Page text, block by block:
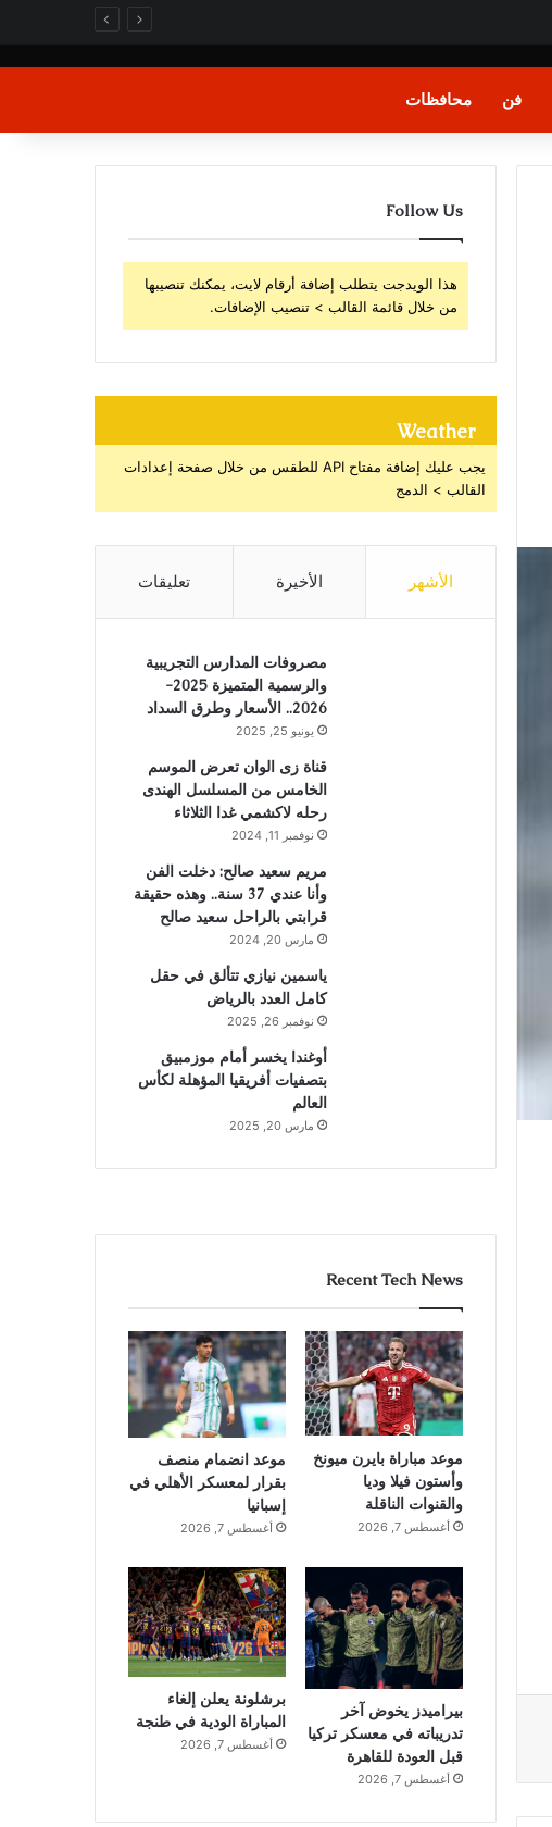
فن محافظات
Follow Us
هذا الويدجت يتطلب إضافة أرقام لايت، يمكنك تنصيبها
من خلال قائمة القالب > تنصيب الإضافات.
Weather
يجب عليك إضافة مفتاح API للطقس من خلال صفحة إعدادات
القالب > الدمج
الأشهر الأخيرة تعليقات
مصروفات المدارس التجريبية
والرسمية المتميزة 2025-
2026.. الأسعار وطرق السداد
يونيو 25, 2025
قناة زى الوان تعرض الموسم
الخامس من المسلسل الهندى
رحله لاكشمي غدا الثلاثاء
نوفمبر 11, 2024
مريم سعيد صالح: دخلت الفن
وأنا عندي 37 سنة.. وهذه حقيقة
قرابتي بالراحل سعيد صالح
مارس 20, 2024
ياسمين نيازي تتألق في حقل
كامل العدد بالرياض
نوفمبر 26, 2025
أوغندا يخسر أمام موزمبيق
بتصفيات أفريقيا المؤهلة لكأس
العالم
مارس 20, 2025
Recent Tech News
موعد مباراة بايرن ميونخ
وأستون فيلا وديا
والقنوات الناقلة
أغسطس 7, 2026
موعد انضمام منصف
بقرار لمعسكر الأهلي في
إسبانيا
أغسطس 7, 2026
بيراميدز يخوض آخر
تدريباته في معسكر تركيا
قبل العودة للقاهرة
أغسطس 7, 2026
برشلونة يعلن إلغاء
المباراة الودية في طنجة
أغسطس 7, 2026